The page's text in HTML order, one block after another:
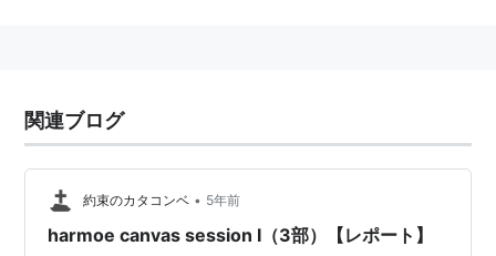
関連ブログ
約束のカタコンベ • 5年前
harmoe canvas session Ⅰ（3部）【レポート】